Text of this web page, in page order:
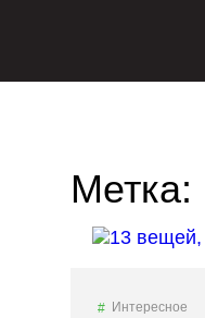
Метка:
Интересное